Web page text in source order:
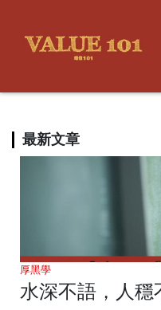
最新文章
厚黑學
水深不語，人穩